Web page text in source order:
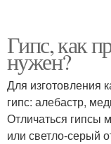
Гипс, как
нужен?
Для изготовления
гипс: алебастр,
Отличаться гипсы
или светло-серый